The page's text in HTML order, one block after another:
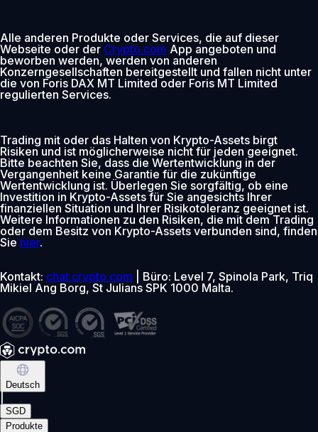
Alle anderen Produkte oder Services, die auf dieser
Webseite oder der Crypto.com App angeboten und
beworben werden, werden von anderen
Konzerngesellschaften bereitgestellt und fallen nicht unter
die von Foris DAX MT Limited oder Foris MT Limited
regulierten Services.
Trading mit oder das Halten von Krypto-Assets birgt
Risiken und ist möglicherweise nicht für jeden geeignet.
Bitte beachten Sie, dass die Wertentwicklung in der
Vergangenheit keine Garantie für die zukünftige
Wertentwicklung ist. Überlegen Sie sorgfältig, ob eine
Investition in Krypto-Assets für Sie angesichts Ihrer
finanziellen Situation und Ihrer Risikotoleranz geeignet ist.
Weitere Informationen zu den Risiken, die mit dem Trading
oder dem Besitz von Krypto-Assets verbunden sind, finden
Sie hier.
Kontakt: chat.crypto.com | Büro: Level 7, Spinola Park, Triq
Mikiel Ang Borg, St Julians SPK 1000 Malta.
Deutsch
SGD
Produkte